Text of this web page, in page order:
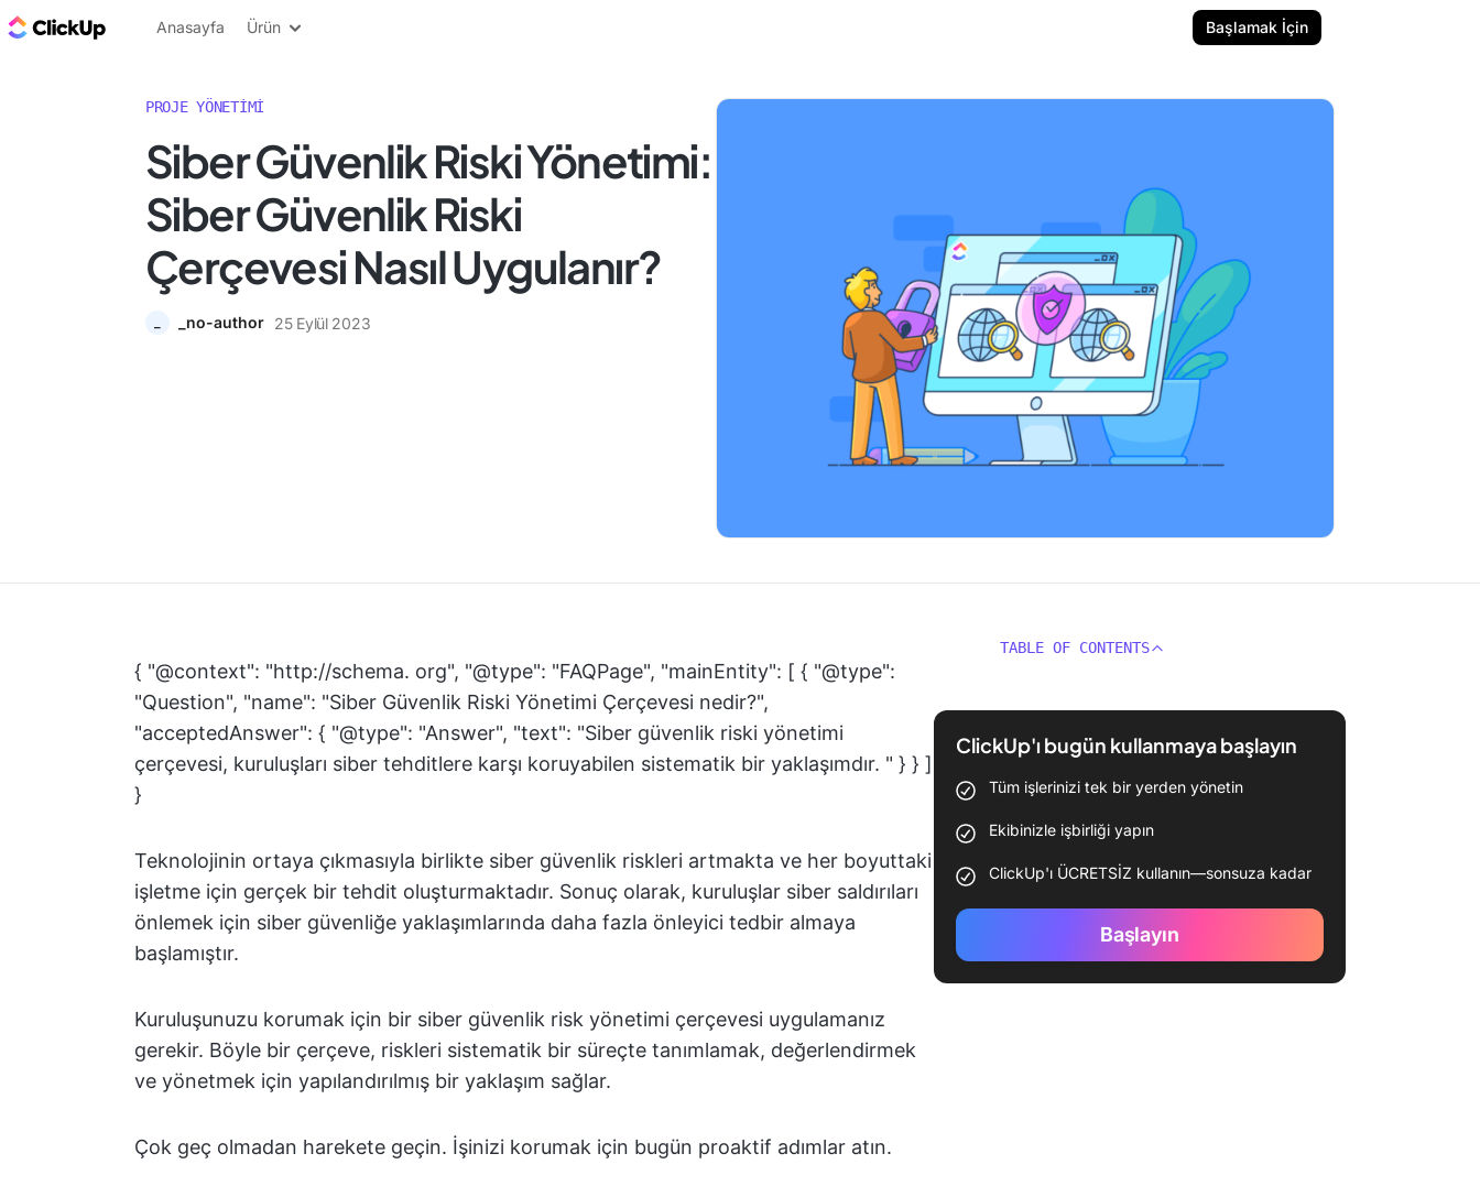
ClickUp Blog
Anasayfa Ürün Başlamak İçin
PROJE YÖNETIMI
Siber Güvenlik Riski Yönetimi:
Siber Güvenlik Riski
Çerçevesi Nasıl Uygulanır?
_no-author 25 Eylül 2023
{ "@context": "http://schema. org", "@type": "FAQPage", "mainEntity": [ { "@type":
"Question", "name": "Siber Güvenlik Riski Yönetimi Çerçevesi nedir?",
"acceptedAnswer": { "@type": "Answer", "text": "Siber güvenlik riski yönetimi
çerçevesi, kuruluşları siber tehditlere karşı koruyabilen sistematik bir yaklaşımdır. " } } ]
}
Teknolojinin ortaya çıkmasıyla birlikte siber güvenlik riskleri artmakta ve her boyuttaki
işletme için gerçek bir tehdit oluşturmaktadır. Sonuç olarak, kuruluşlar siber saldırıları
önlemek için siber güvenliğe yaklaşımlarında daha fazla önleyici tedbir almaya
başlamıştır.
Kuruluşunuzu korumak için bir siber güvenlik risk yönetimi çerçevesi uygulamanız
gerekir. Böyle bir çerçeve, riskleri sistematik bir süreçte tanımlamak, değerlendirmek
ve yönetmek için yapılandırılmış bir yaklaşım sağlar.
Çok geç olmadan harekete geçin. İşinizi korumak için bugün proaktif adımlar atın.
TABLE OF CONTENTS
ClickUp'ı bugün kullanmaya başlayın
Tüm işlerinizi tek bir yerden yönetin
Ekibinizle işbirliği yapın
ClickUp'ı ÜCRETSİZ kullanın—sonsuza kadar
Başlayın